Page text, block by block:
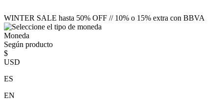
WINTER SALE hasta 50% OFF // 10% o 15% extra con BBVA
Moneda
Según producto
$
USD
ES
EN